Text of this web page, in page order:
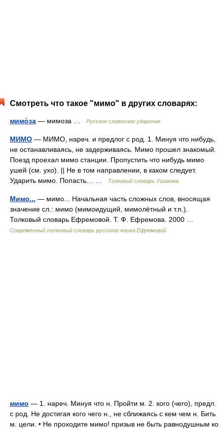
Смотреть что такое "мимо" в других словарях:
мимо́за — мимоза … Русское словесное ударение
МИМО — МИМО, нареч. и предлог с род. 1. Минуя что нибудь,
не останавливаясь, не задерживаясь. Мимо прошел знакомый.
Поезд проехал мимо станции. Пропустить что нибудь мимо
ушей (см. ухо). || Не в том направлении, в каком следует.
Ударить мимо. Попасть… …
Толковый словарь Ушакова
Мимо... — мимо... Начальная часть сложных слов, вносящая
значение сл.: мимо (мимоидущий, мимолётный и т.п.).
Толковый словарь Ефремовой. Т. Ф. Ефремова. 2000 …
Современный толковый словарь русского языка Ефремовой
мимо — 1. нареч. Минуя что н. Пройти м. 2. кого (чего), предл.
с род. Не достигая кого чего н., не сближаясь с кем чем н. Бить
м. цели. • Не проходите мимо! призыв не быть равнодушным ко